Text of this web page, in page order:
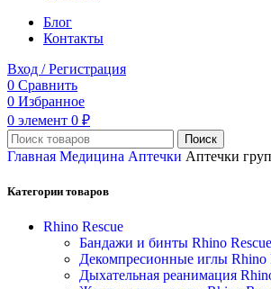
Блог
Контакты
Вход / Регистрация
0 Сравнить
0 Избранное
0 элемент 0 ₽
Поиск
Главная Медицина Аптечки Аптечки
Категории товаров
Rhino Rescue
Бандажи и бинты Rhino Rescue
Декомпресионные иглы Rhino
Дыхательная реанимация